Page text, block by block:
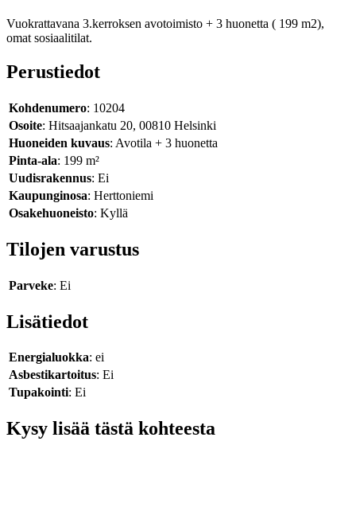
Vuokrattavana 3.kerroksen avotoimisto + 3 huonetta ( 199 m2),
omat sosiaalitilat.
Perustiedot
Kohdenumero: 10204
Osoite: Hitsaajankatu 20, 00810 Helsinki
Huoneiden kuvaus: Avotila + 3 huonetta
Pinta-ala: 199 m²
Uudisrakennus: Ei
Kaupunginosa: Herttoniemi
Osakehuoneisto: Kyllä
Tilojen varustus
Parveke: Ei
Lisätiedot
Energialuokka: ei
Asbestikartoitus: Ei
Tupakointi: Ei
Kysy lisää tästä kohteesta